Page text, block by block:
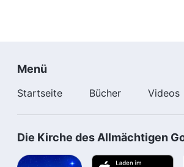
Menü
Startseite Bücher Videos
Die Kirche des Allmächtigen